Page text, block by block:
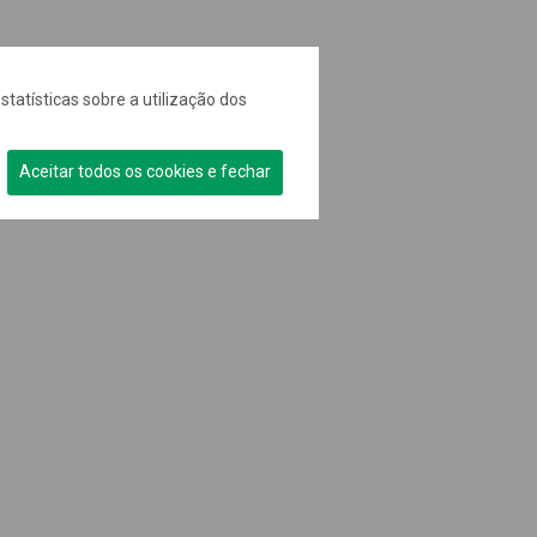
sobre a utilização dos
Aceitar todos os cookies e fechar